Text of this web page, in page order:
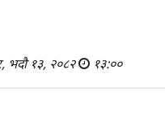
भदौ १३, २०८२ १३:००